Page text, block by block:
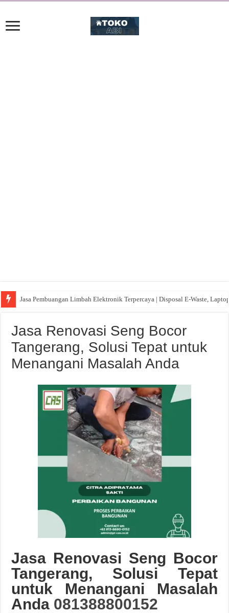
Jasa Pembuangan Limbah Elektronik Terpercaya | Disposal E-Waste,
Jasa Renovasi Seng Bocor
Tangerang, Solusi Tepat untuk
Menangani Masalah Anda
Jasa Renovasi Seng Bocor
Tangerang, Solusi Tepat
untuk Menangani Masalah
Anda 081388800152